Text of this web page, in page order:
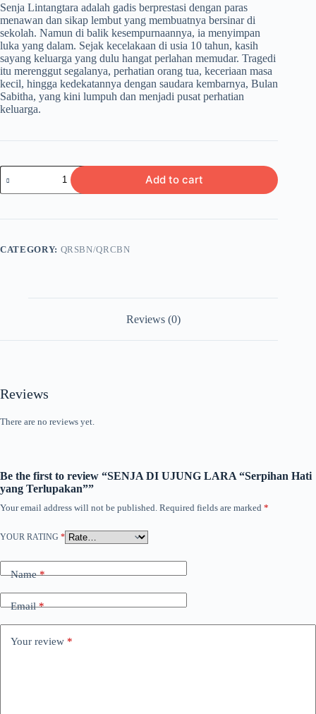
Senja Lintangtara adalah gadis berprestasi dengan paras
menawan dan sikap lembut yang membuatnya bersinar di
sekolah. Namun di balik kesempurnaannya, ia menyimpan
luka yang dalam. Sejak kecelakaan di usia 10 tahun, kasih
sayang keluarga yang dulu hangat perlahan memudar. Tragedi
itu merenggut segalanya, perhatian orang tua, keceriaan masa
kecil, hingga kedekatannya dengan saudara kembarnya, Bulan
Sabitha, yang kini lumpuh dan menjadi pusat perhatian
keluarga.
SENJA
DI
UJUNG
“Serpihan
Terlupakan”
Add to cart
CATEGORY: QRSBN/QRCBN
Reviews (0)
Reviews
There are no reviews yet.
Be the first to review “SENJA DI UJUNG LARA “Serpihan Hati
yang Terlupakan””
Your email address will not be published. Required fields are marked *
YOUR RATING *
Name*
Email*
Your review *